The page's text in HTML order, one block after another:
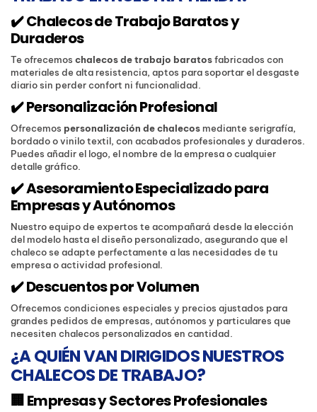
✔️ Chalecos de Trabajo Baratos y
Duraderos
Te ofrecemos chalecos de trabajo baratosfabricados con
materiales de alta resistencia, aptos para soportar el desgaste
diario sin perder confort ni funcionalidad.
✔️ Personalización Profesional
Ofrecemos personalización de chalecosmediante serigrafía,
bordado o vinilo textil, con acabados profesionales y duraderos.
Puedes añadir el logo, el nombre de la empresa o cualquier
detalle gráfico.
✔️ Asesoramiento Especializado para
Empresas y Autónomos
Nuestro equipo de expertos te acompañará desde la elección
del modelo hasta el diseño personalizado, asegurando que el
chaleco se adapte perfectamente a las necesidades de tu
empresa o actividad profesional.
✔️ Descuentos por Volumen
Ofrecemos condiciones especiales y precios ajustados para
grandes pedidos de empresas, autónomos y particulares que
necesiten chalecos personalizados en cantidad.
¿A QUIÉN VAN DIRIGIDOS NUESTROS
CHALECOS DE TRABAJO?
🏢Empresas y Sectores Profesionales